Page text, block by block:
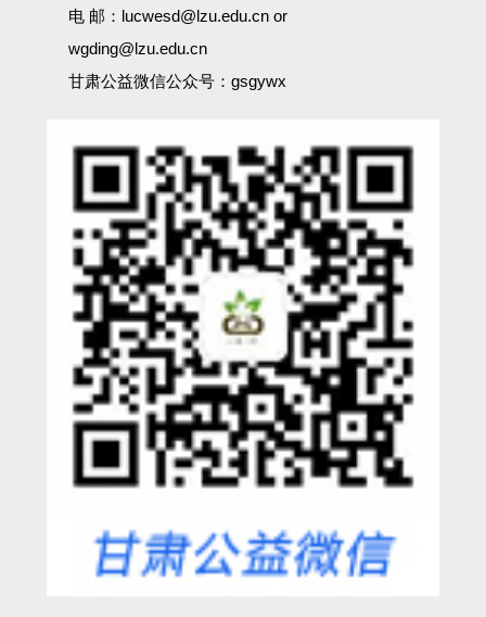
电 邮：lucwesd@lzu.edu.cn or
wgding@lzu.edu.cn
甘肃公益微信公众号：gsgywx